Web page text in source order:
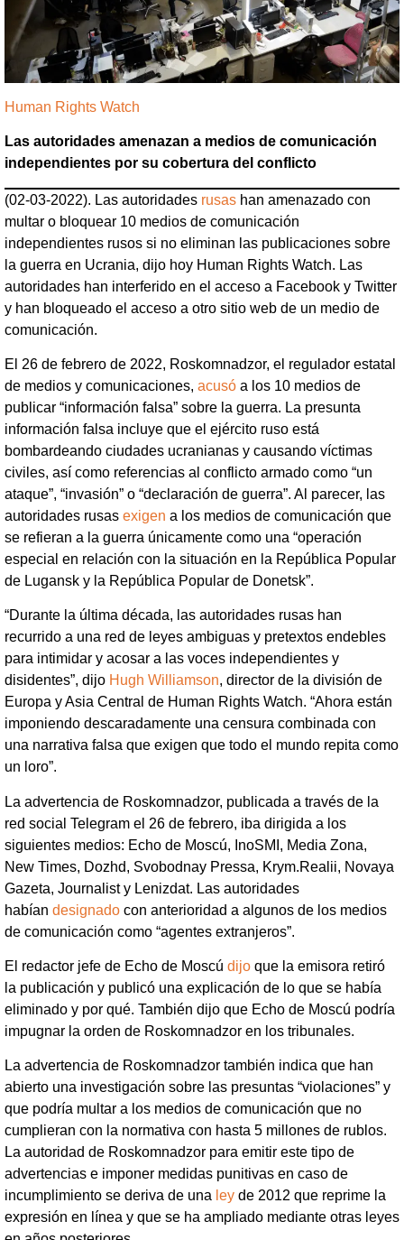
Human Rights Watch
Las autoridades amenazan a medios de comunicación
independientes por su cobertura del conflicto
(02-03-2022). Las autoridades rusas han amenazado con
multar o bloquear 10 medios de comunicación
independientes rusos si no eliminan las publicaciones sobre
la guerra en Ucrania, dijo hoy Human Rights Watch. Las
autoridades han interferido en el acceso a Facebook y Twitter
y han bloqueado el acceso a otro sitio web de un medio de
comunicación.
El 26 de febrero de 2022, Roskomnadzor, el regulador estatal
de medios y comunicaciones, acusó a los 10 medios de
publicar “información falsa” sobre la guerra. La presunta
información falsa incluye que el ejército ruso está
bombardeando ciudades ucranianas y causando víctimas
civiles, así como referencias al conflicto armado como “un
ataque”, “invasión” o “declaración de guerra”. Al parecer, las
autoridades rusas exigen a los medios de comunicación que
se refieran a la guerra únicamente como una “operación
especial en relación con la situación en la República Popular
de Lugansk y la República Popular de Donetsk”.
“Durante la última década, las autoridades rusas han
recurrido a una red de leyes ambiguas y pretextos endebles
para intimidar y acosar a las voces independientes y
disidentes”, dijo Hugh Williamson, director de la división de
Europa y Asia Central de Human Rights Watch. “Ahora están
imponiendo descaradamente una censura combinada con
una narrativa falsa que exigen que todo el mundo repita como
un loro”.
La advertencia de Roskomnadzor, publicada a través de la
red social Telegram el 26 de febrero, iba dirigida a los
siguientes medios: Echo de Moscú, InoSMI, Media Zona,
New Times, Dozhd, Svobodnay Pressa, Krym.Realii, Novaya
Gazeta, Journalist y Lenizdat. Las autoridades
habían designado con anterioridad a algunos de los medios
de comunicación como “agentes extranjeros”.
El redactor jefe de Echo de Moscú dijo que la emisora retiró
la publicación y publicó una explicación de lo que se había
eliminado y por qué. También dijo que Echo de Moscú podría
impugnar la orden de Roskomnadzor en los tribunales.
La advertencia de Roskomnadzor también indica que han
abierto una investigación sobre las presuntas “violaciones” y
que podría multar a los medios de comunicación que no
cumplieran con la normativa con hasta 5 millones de rublos.
La autoridad de Roskomnadzor para emitir este tipo de
advertencias e imponer medidas punitivas en caso de
incumplimiento se deriva de una ley de 2012 que reprime la
expresión en línea y que se ha ampliado mediante otras leyes